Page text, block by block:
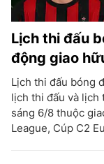
Lịch thi đấu
động giao
Lịch thi đấu bóng
lịch thi đấu và lịch
sáng 6/8 thuộc
League, Cúp C2